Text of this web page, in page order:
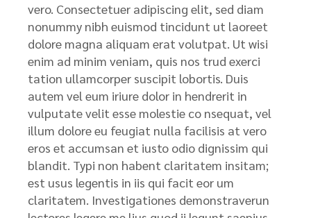
vero. Consectetuer adipiscing elit, sed diam
nonummy nibh euismod tincidunt ut laoreet
dolore magna aliquam erat volutpat. Ut wisi
enim ad minim veniam, quis nos trud exerci
tation ullamcorper suscipit lobortis. Duis
autem vel eum iriure dolor in hendrerit in
vulputate velit esse molestie co nsequat, vel
illum dolore eu feugiat nulla facilisis at vero
eros et accumsan et iusto odio dignissim qui
blandit. Typi non habent claritatem insitam;
est usus legentis in iis qui facit eor um
claritatem. Investigationes demonstraverun